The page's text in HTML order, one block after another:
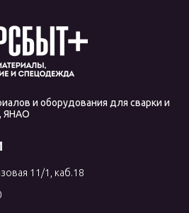
и оборудования для сварки и
ЯНАО
11/1, каб.18